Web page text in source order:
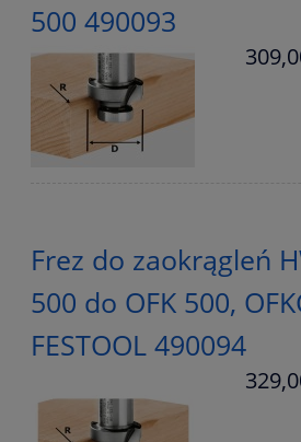
500 490093
Frez do zaokrągleń
500 do OFK 500,
FESTOOL 490094